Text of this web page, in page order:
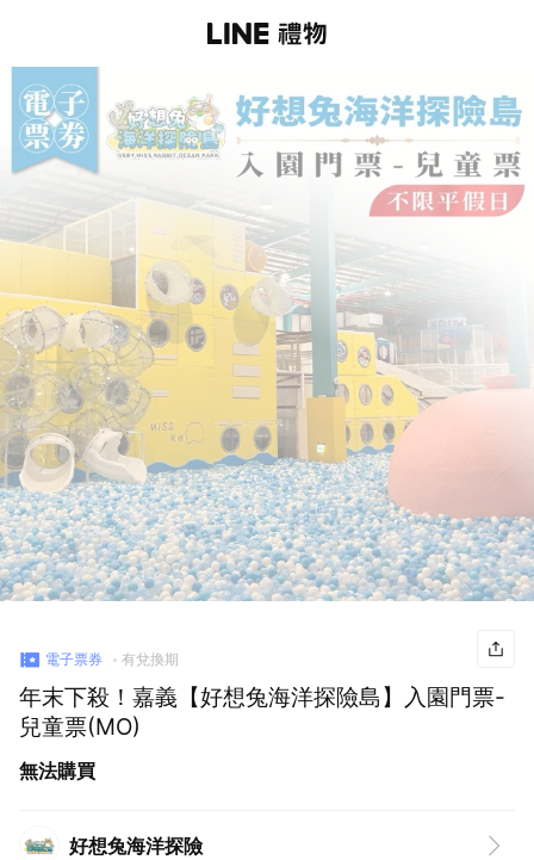
電子票券 有兌換期
年末下殺！嘉義【好想兔海洋探險島】入園門票-
兒童票(MO)
無法購買
好想兔海洋探險